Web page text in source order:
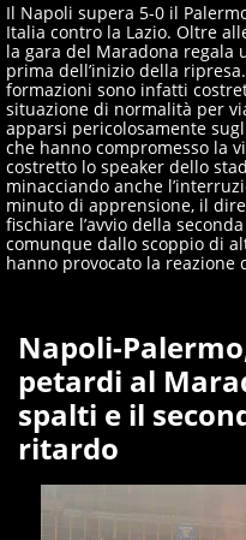
Il Napoli supera 5-0 il
Italia contro la Lazio. Oltre
la gara del Maradona regala
prima dell’inizio della
formazioni sono infatti
situazione di normalità per
apparsi pericolosamente
che hanno compromesso la
costretto lo speaker dello
minacciando anche
minuto di apprensione, il
fischiare l’avvio della
comunque dallo scoppio di
hanno provocato la reazione
Napoli-
petardi al
spalti e il
ritardo